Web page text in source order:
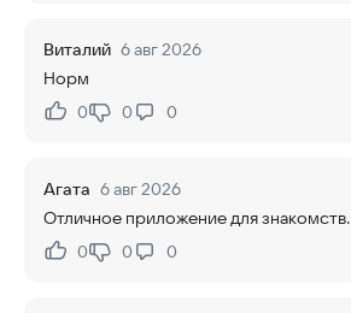
Виталий 6 авг 2026
Норм
Нравится:
0Не нравится:
0 0
Агата 6 авг 2026
Отличное приложение для знакомств.
Нравится:
0Не нравится:
0 0